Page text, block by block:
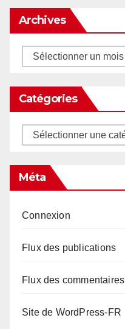
Archives
Archives
Catégories
Catégories
Méta
Connexion
Flux des publications
Flux des commentaires
Site de WordPress-FR